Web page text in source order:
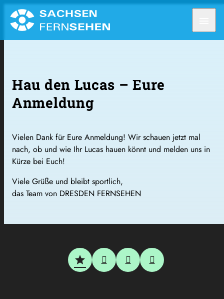
Hau den Lucas – Eure
Anmeldung
Vielen Dank für Eure Anmeldung! Wir schauen jetzt mal
nach, ob und wie Ihr Lucas hauen könnt und melden uns in
Kürze bei Euch!
Viele Grüße und bleibt sportlich,
das Team von DRESDEN FERNSEHEN